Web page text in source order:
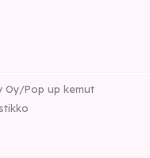
Oy/Pop up kemut